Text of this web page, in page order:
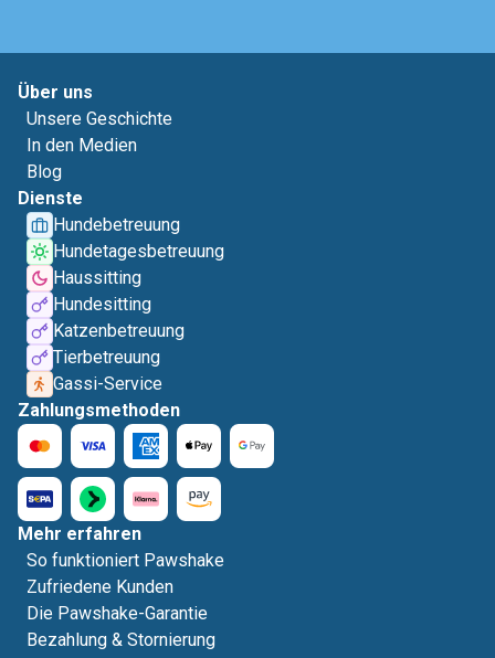
Über uns
Unsere Geschichte
In den Medien
Blog
Dienste
Hundebetreuung
Hundetagesbetreuung
Haussitting
Hundesitting
Katzenbetreuung
Tierbetreuung
Gassi-Service
Zahlungsmethoden
Mehr erfahren
So funktioniert Pawshake
Zufriedene Kunden
Die Pawshake-Garantie
Bezahlung & Stornierung